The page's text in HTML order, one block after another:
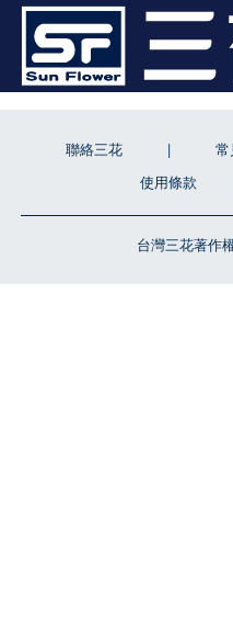
台灣三花著作
聯絡三花 常
使用條款